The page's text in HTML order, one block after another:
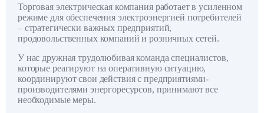
Торговая электрическая компания работает в усиленном
режиме для обеспечения электроэнергией потребителей
– стратегически важных предприятий,
продовольственных компаний и розничных сетей.
У нас дружная трудолюбивая команда специалистов,
которые реагируют на оперативную ситуацию,
координируют свои действия с предприятиями-
производителями энергоресурсов, принимают все
необходимые меры.